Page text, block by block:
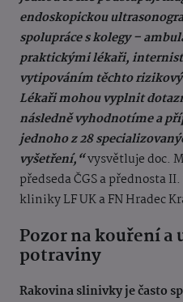
endoskopickou
spolupráce s kolegy –
praktickými lékaři,
vytipováním těchto
Lékaři mohou vyplnit
následně vyhodnotíme a
jednoho z 28
vyšetření,“vysvětluje doc.
předseda ČGS a přednosta
kliniky LF UK a FN Hradec
Pozor na kouření
potraviny
Rakovina slinivky je často